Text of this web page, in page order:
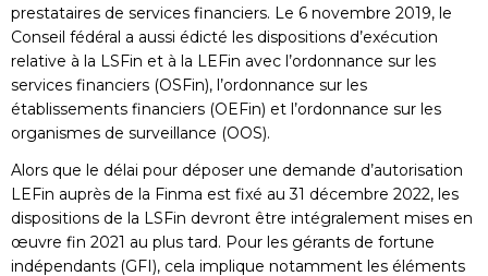
prestataires de services financiers. Le 6 novembre 2019, le
Conseil fédéral a aussi édicté les dispositions d’exécution
relative à la LSFin et à la LEFin avec l’ordonnance sur les
services financiers (OSFin), l’ordonnance sur les
établissements financiers (OEFin) et l’ordonnance sur les
organismes de surveillance (OOS).
Alors que le délai pour déposer une demande d’autorisation
LEFin auprès de la Finma est fixé au 31 décembre 2022, les
dispositions de la LSFin devront être intégralement mises en
œuvre fin 2021 au plus tard. Pour les gérants de fortune
indépendants (GFI), cela implique notamment les éléments